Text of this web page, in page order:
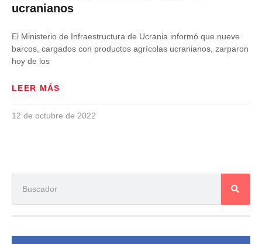
ucranianos
El Ministerio de Infraestructura de Ucrania informó que nueve
barcos, cargados con productos agrícolas ucranianos, zarparon
hoy de los
LEER MÁS
12 de octubre de 2022